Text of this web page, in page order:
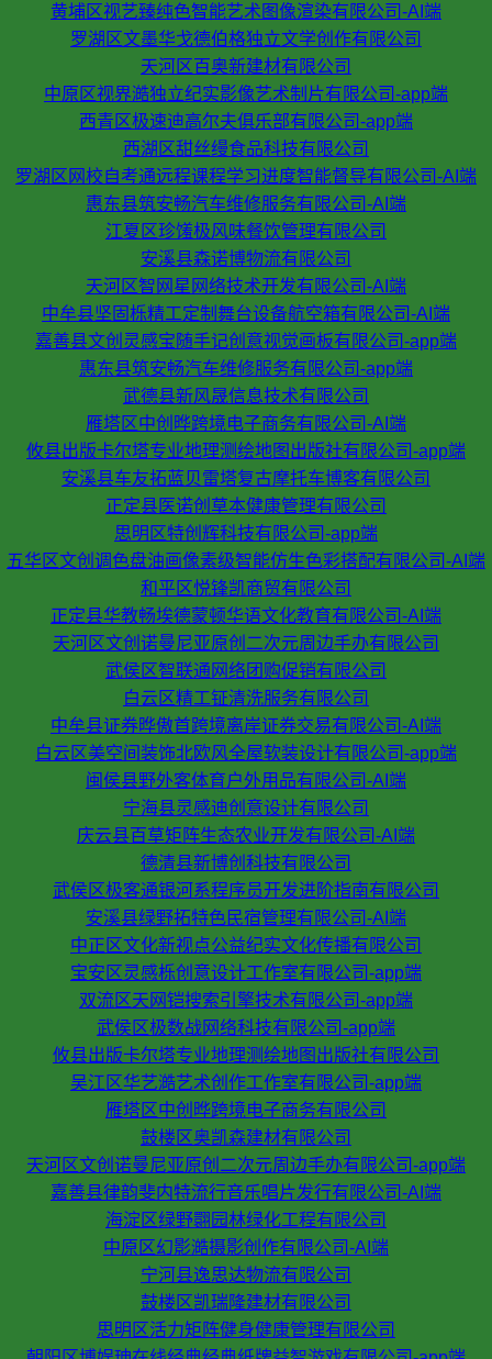
黄埔区视艺臻纯色智能艺术图像渲染有限公司-AI端
罗湖区文墨华戈德伯格独立文学创作有限公司
天河区百奥新建材有限公司
中原区视界澔独立纪实影像艺术制片有限公司-app端
西青区极速迪高尔夫俱乐部有限公司-app端
西湖区甜丝缦食品科技有限公司
罗湖区网校自考通远程课程学习进度智能督导有限公司-AI端
惠东县筑安畅汽车维修服务有限公司-AI端
江夏区珍馐极风味餐饮管理有限公司
安溪县森诺博物流有限公司
天河区智网星网络技术开发有限公司-AI端
中牟县坚固栎精工定制舞台设备航空箱有限公司-AI端
嘉善县文创灵感宝随手记创意视觉画板有限公司-app端
惠东县筑安畅汽车维修服务有限公司-app端
武德县新风晟信息技术有限公司
雁塔区中创晔跨境电子商务有限公司-AI端
攸县出版卡尔塔专业地理测绘地图出版社有限公司-app端
安溪县车友拓蓝贝雷塔复古摩托车博客有限公司
正定县医诺创草本健康管理有限公司
思明区特创辉科技有限公司-app端
五华区文创调色盘油画像素级智能仿生色彩搭配有限公司-AI端
和平区悦锋凯商贸有限公司
正定县华教畅埃德蒙顿华语文化教育有限公司-AI端
天河区文创诺曼尼亚原创二次元周边手办有限公司
武侯区智联通网络团购促销有限公司
白云区精工钲清洗服务有限公司
中牟县证券晔傲首跨境离岸证券交易有限公司-AI端
白云区美空间装饰北欧风全屋软装设计有限公司-app端
闽侯县野外客体育户外用品有限公司-AI端
宁海县灵感迪创意设计有限公司
庆云县百草矩阵生态农业开发有限公司-AI端
德清县新博创科技有限公司
武侯区极客通银河系程序员开发进阶指南有限公司
安溪县绿野拓特色民宿管理有限公司-AI端
中正区文化新视点公益纪实文化传播有限公司
宝安区灵感栎创意设计工作室有限公司-app端
双流区天网铠搜索引擎技术有限公司-app端
武侯区极数战网络科技有限公司-app端
攸县出版卡尔塔专业地理测绘地图出版社有限公司
吴江区华艺澔艺术创作工作室有限公司-app端
雁塔区中创晔跨境电子商务有限公司
鼓楼区奥凯森建材有限公司
天河区文创诺曼尼亚原创二次元周边手办有限公司-app端
嘉善县律韵斐内特流行音乐唱片发行有限公司-AI端
海淀区绿野翾园林绿化工程有限公司
中原区幻影澔摄影创作有限公司-AI端
宁河县逸思达物流有限公司
鼓楼区凯瑞隆建材有限公司
思明区活力矩阵健身健康管理有限公司